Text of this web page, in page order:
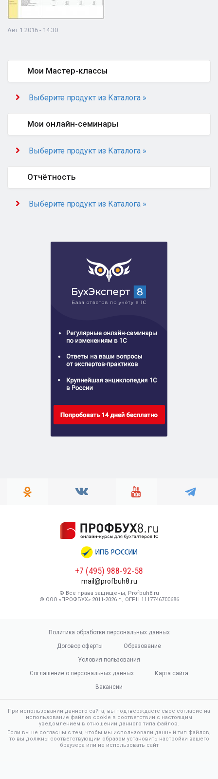
Авг 1 2016 - 14:30
Мои Мастер-классы
Выберите продукт из Каталога »
Мои онлайн-семинары
Выберите продукт из Каталога »
Отчётность
Выберите продукт из Каталога »
+7 (495) 988-92-58
mail@profbuh8.ru
© Все права защищены, Profbuh8.ru
© ООО «ПРОФБУХ» 2011-2026 г., ОГРН 1117746700686
Политика обработки персональных данных
Договор оферты
Образование
Условия пользования
Соглашение о персональных данных
Карта сайта
Вакансии
При использовании данного сайта, вы подтверждаете свое согласие на
использование файлов cookie в соответствии с настоящим
уведомлением в отношении данного типа файлов.
Если вы не согласны с тем, чтобы мы использовали данный тип файлов,
то вы должны соответствующим образом установить настройки вашего
браузера или не использовать сайт